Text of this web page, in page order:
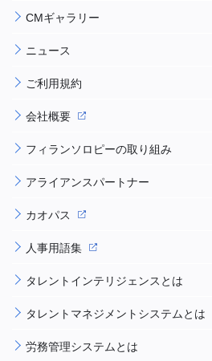
CMギャラリー
ニュース
ご利用規約
会社概要
フィランソロピーの取り組み
アライアンスパートナー
カオパス
人事用語集
タレントインテリジェンスとは
タレントマネジメントシステムとは
労務管理システムとは